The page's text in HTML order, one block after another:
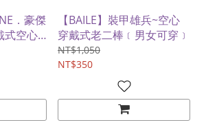
．豪傑
式空心
【BAILE】裝甲雄兵~空心
穿戴式老二棒﹝男女可穿﹞
NT$1,050
NT$350